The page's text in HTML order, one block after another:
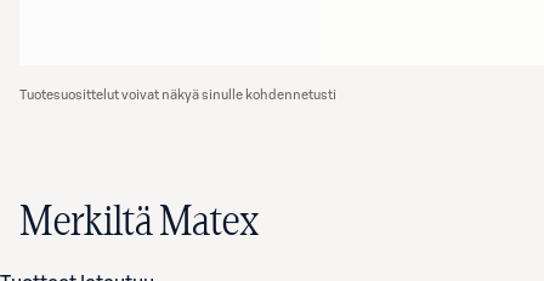
Tuotesuosittelut voivat näkyä sinulle kohdennetusti
Merkiltä Matex